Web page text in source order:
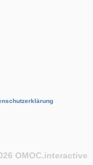
OMOC.interactive